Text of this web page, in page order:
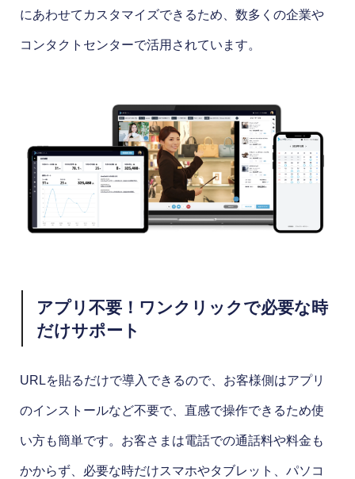
にあわせてカスタマイズできるため、数多くの企業や
コンタクトセンターで活用されています。
アプリ不要！ワンクリックで必要な時
だけサポート
URLを貼るだけで導入できるので、お客様側はアプリ
のインストールなど不要で、直感で操作できるため使
い方も簡単です。お客さまは電話での通話料や料金も
かからず、必要な時だけスマホやタブレット、パソコ